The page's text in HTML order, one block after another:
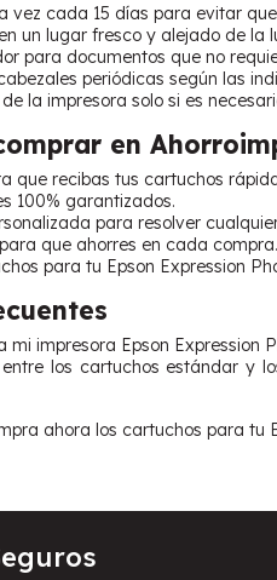
vez cada 15 días para evitar
un lugar fresco y alejado de la
para documentos que no
periódicas según las
la impresora solo si es
en
que recibas tus cartuchos
100% garantizados.
para resolver
que ahorres en cada compra.
para tu Epson Expression
mi impresora Epson Expression
los cartuchos estándar y
ahora los cartuchos para tu